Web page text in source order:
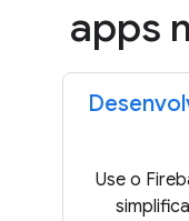
apps
Use o